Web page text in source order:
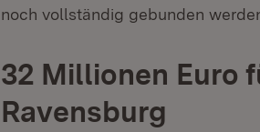
noch vollständig gebunden
32 Millionen Euro
Ravensburg